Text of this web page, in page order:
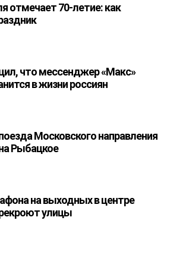
отмечает 70-летие: как
что мессенджер «Макс»
в жизни россиян
Московского направления
Рыбацкое
на выходных в центре
улицы